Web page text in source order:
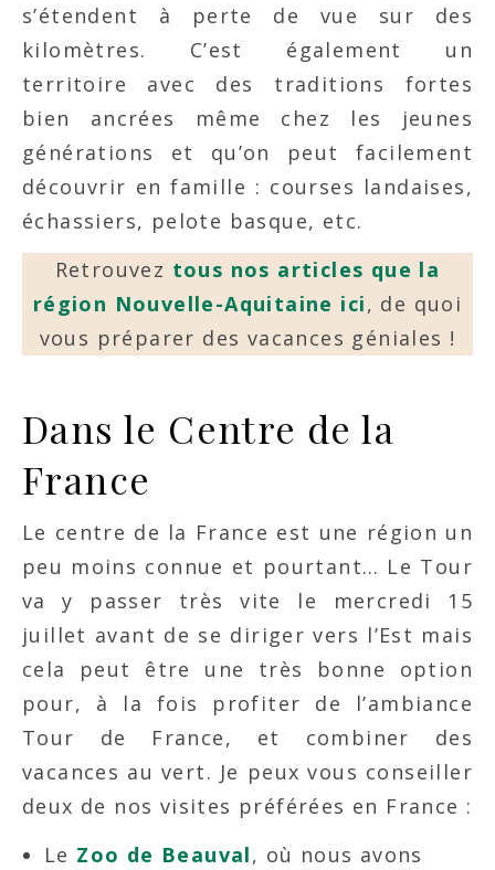
s’étendent à perte de vue sur des
kilomètres. C’est également un
territoire avec des traditions fortes
bien ancrées même chez les jeunes
générations et qu’on peut facilement
découvrir en famille : courses landaises,
échassiers, pelote basque, etc.
Retrouvez tous nos articles que la
région Nouvelle-Aquitaine ici, de quoi
vous préparer des vacances géniales !
Dans le Centre de la
France
Le centre de la France est une région un
peu moins connue et pourtant… Le Tour
va y passer très vite le mercredi 15
juillet avant de se diriger vers l’Est mais
cela peut être une très bonne option
pour, à la fois profiter de l’ambiance
Tour de France, et combiner des
vacances au vert. Je peux vous conseiller
deux de nos visites préférées en France :
Le Zoo de Beauval, où nous avons